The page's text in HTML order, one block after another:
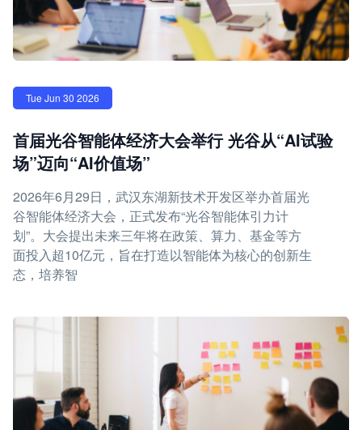
Tue Jun 30 2026
首届光谷智能体经济大会举行 光谷从“AI试验
场”迈向“AI价值场”
2026年6月29日，武汉东湖新技术开发区举办首届光
谷智能体经济大会，正式发布“光谷智能体引力计
划”。大会提出未来三年将在政策、算力、基金等方
面投入超10亿元，旨在打造以智能体为核心的创新生
态，培养智